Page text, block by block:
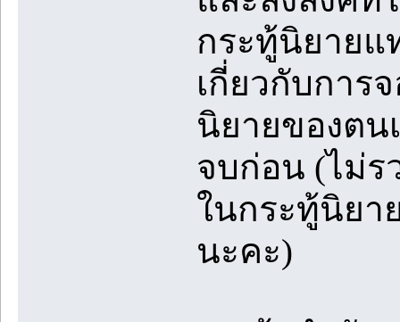
กระทู้นิยาย
เกี่ยวกับการ
นิยายของตน
จบก่อน (ไม่ร
ในกระทู้นิยา
นะคะ)